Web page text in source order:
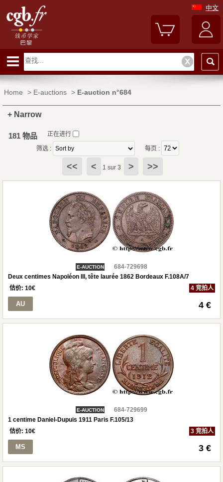
中文
Home > E-auctions > E-auction n°684
+ Narrow
181 物品 正在进行
筛选 : 每页 :
<< < 1 sur 3 > >>
E-AUCTION
684-729698
Deux centimes Napoléon III, tête laurée 1862 Bordeaux F.108A/7
估价: 10€ 4 竞拍人
AU 4 €
E-AUCTION
684-729699
1 centime Daniel-Dupuis 1911 Paris F.105/13
估价: 10€ 3 竞拍人
MS 3 €